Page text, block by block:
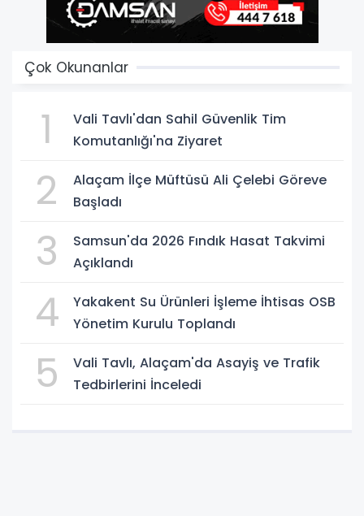
Çok Okunanlar
1
Vali Tavlı'dan Sahil Güvenlik Tim
Komutanlığı'na Ziyaret
2
Alaçam İlçe Müftüsü Ali Çelebi Göreve
Başladı
3
Samsun'da 2026 Fındık Hasat Takvimi
Açıklandı
4
Yakakent Su Ürünleri İşleme İhtisas OSB
Yönetim Kurulu Toplandı
5
Vali Tavlı, Alaçam'da Asayiş ve Trafik
Tedbirlerini İnceledi